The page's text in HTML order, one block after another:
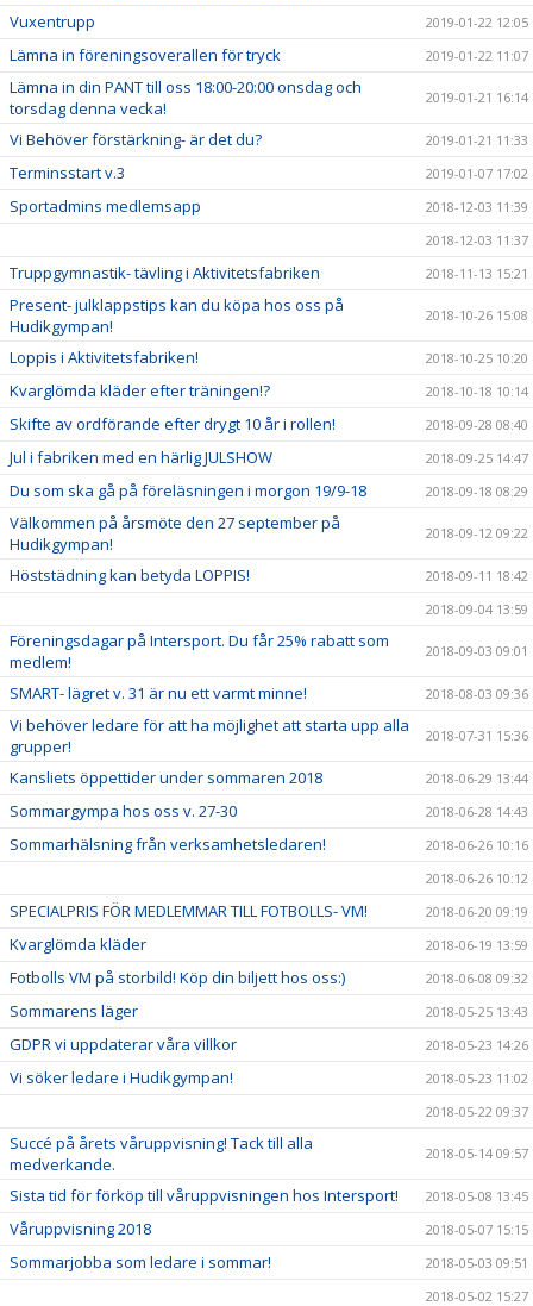
Vuxentrupp 2019-01-22 12:05
Lämna in föreningsoverallen för tryck 2019-01-22 11:07
Lämna in din PANT till oss 18:00-20:00 onsdag och
torsdag denna vecka!
2019-01-21 16:14
Vi Behöver förstärkning- är det du? 2019-01-21 11:33
Terminsstart v.3 2019-01-07 17:02
Sportadmins medlemsapp
2018-12-03 11:39
2018-12-03 11:37
Truppgymnastik- tävling i Aktivitetsfabriken 2018-11-13 15:21
Present- julklappstips kan du köpa hos oss på
Hudikgympan!
2018-10-26 15:08
Loppis i Aktivitetsfabriken! 2018-10-25 10:20
Kvarglömda kläder efter träningen!? 2018-10-18 10:14
Skifte av ordförande efter drygt 10 år i rollen! 2018-09-28 08:40
Jul i fabriken med en härlig JULSHOW 2018-09-25 14:47
Du som ska gå på föreläsningen i morgon 19/9-18 2018-09-18 08:29
Välkommen på årsmöte den 27 september på
Hudikgympan!
2018-09-12 09:22
Höststädning kan betyda LOPPIS!
2018-09-11 18:42
2018-09-04 13:59
Föreningsdagar på Intersport. Du får 25% rabatt som
medlem!
2018-09-03 09:01
SMART- lägret v. 31 är nu ett varmt minne! 2018-08-03 09:36
Vi behöver ledare för att ha möjlighet att starta upp alla
grupper!
2018-07-31 15:36
Kansliets öppettider under sommaren 2018 2018-06-29 13:44
Sommargympa hos oss v. 27-30 2018-06-28 14:43
Sommarhälsning från verksamhetsledaren!
2018-06-26 10:16
2018-06-26 10:12
SPECIALPRIS FÖR MEDLEMMAR TILL FOTBOLLS- VM! 2018-06-20 09:19
Kvarglömda kläder 2018-06-19 13:59
Fotbolls VM på storbild! Köp din biljett hos oss:) 2018-06-08 09:32
Sommarens läger 2018-05-25 13:43
GDPR vi uppdaterar våra villkor 2018-05-23 14:26
Vi söker ledare i Hudikgympan!
2018-05-23 11:02
2018-05-22 09:37
Succé på årets våruppvisning! Tack till alla
medverkande.
2018-05-14 09:57
Sista tid för förköp till våruppvisningen hos Intersport! 2018-05-08 13:45
Våruppvisning 2018 2018-05-07 15:15
Sommarjobba som ledare i sommar!
2018-05-03 09:51
2018-05-02 15:27